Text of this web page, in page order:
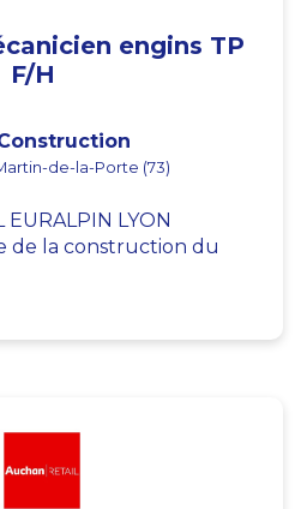
engins TP
F/H
de-la-Porte (73)
EURALPIN LYON
de la construction du